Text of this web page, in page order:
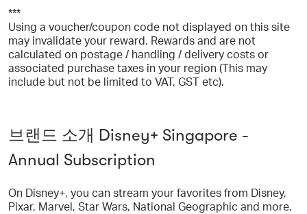
***
Using a voucher/coupon code not displayed on this site
may invalidate your reward. Rewards and are not
calculated on postage / handling / delivery costs or
associated purchase taxes in your region (This may
include but not be limited to VAT, GST etc).
브랜드 소개 Disney+ Singapore -
Annual Subscription
On Disney+, you can stream your favorites from Disney,
Pixar, Marvel, Star Wars, National Geographic and more.